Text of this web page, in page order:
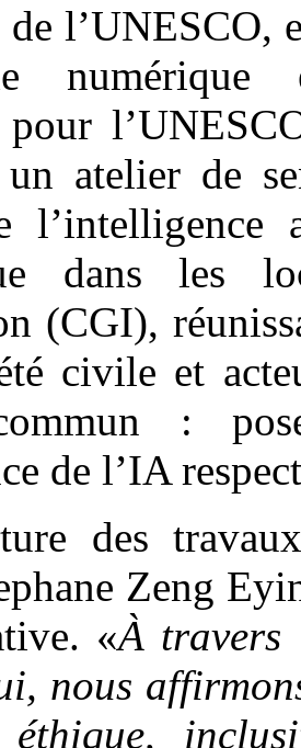
l’UNESCO,
pour
atelier de
dans les
(CGI),
civile et
:
de l’IA
des
Zeng
«À travers
nous